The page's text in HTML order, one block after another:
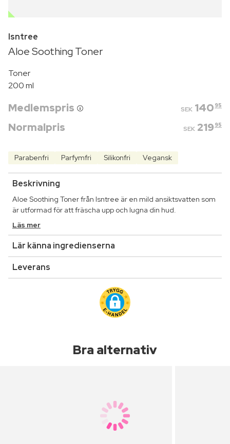
OUTLET
Isntree
Aloe Soothing Toner
Toner
200 ml
Medlemspris SEK 140 95
Normalpris SEK 219 95
Parabenfri Parfymfri Silikonfri Vegansk
Beskrivning
Aloe Soothing Toner från Isntree är en mild ansiktsvatten som
är utformad för att fräscha upp och lugna din hud.
Läs mer
Lär känna ingredienserna
Leverans
Bra alternativ